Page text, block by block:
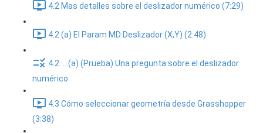
4.2 Mas detalles sobre el deslizador numérico (7:29)
4.2 (a) El Param MD Deslizador (X,Y) (2:48)
4.2 ... (a) (Prueba) Una pregunta sobre el deslizador
numérico
4.3 Cómo seleccionar geometría desde Grasshopper
(3:38)